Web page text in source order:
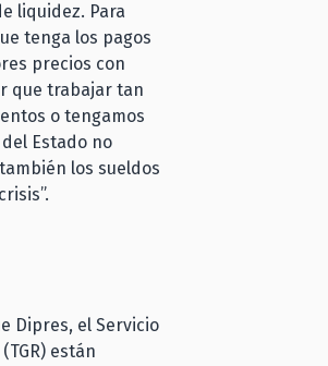
liquidez. Para
tenga los pagos
precios con
que trabajar tan
o tengamos
Estado no
los sueldos
Dipres, el Servicio
están